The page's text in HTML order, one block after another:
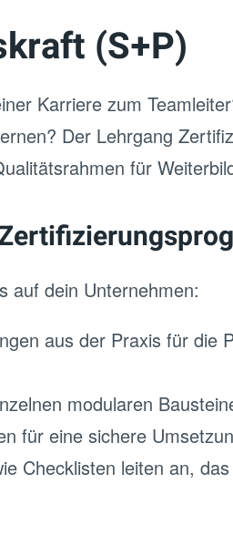
(S+P)
Karriere zum
Der Lehrgang
für
auf dein Unternehmen:
aus der Praxis für die
modularen
für eine sichere
Checklisten leiten an,